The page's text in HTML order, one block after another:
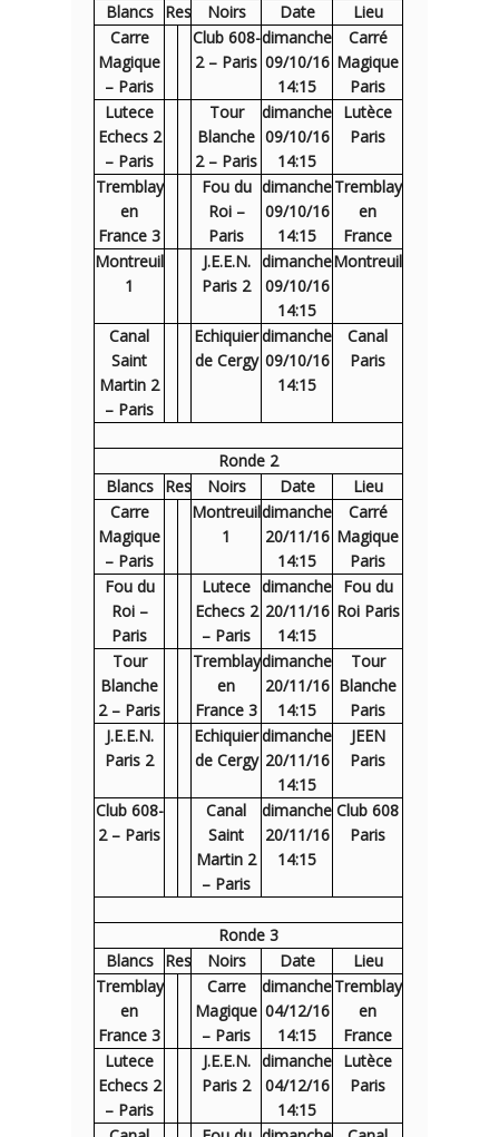
Blancs
Res Noirs Date
Lieu
Carre
Magique
– Paris
Club 608-
2 – Paris
dimanche
09/10/16
14:15
Carré
Magique
Paris
Lutece
Echecs 2
– Paris
Tour
Blanche
2 – Paris
dimanche
09/10/16
14:15
Lutèce
Paris
Tremblay
en
France 3
Fou du
Roi –
Paris
dimanche
09/10/16
14:15
Tremblay
en
France
Montreuil
1
J.E.E.N.
Paris 2
dimanche
09/10/16
14:15
Montreuil
Canal
Saint
Martin 2
– Paris
Echiquier
de Cergy
dimanche
09/10/16
14:15
Canal
Paris
Ronde 2
Blancs
Res Noirs Date
Lieu
Carre
Magique
– Paris
Montreuil
1
dimanche
20/11/16
14:15
Carré
Magique
Paris
Fou du
Roi –
Paris
Lutece
Echecs 2
– Paris
dimanche
20/11/16
14:15
Fou du
Roi Paris
Tour
Blanche
2 – Paris
Tremblay
en
France 3
dimanche
20/11/16
14:15
Tour
Blanche
Paris
J.E.E.N.
Paris 2
Echiquier
de Cergy
dimanche
20/11/16
14:15
JEEN
Paris
Club 608-
2 – Paris
Canal
Saint
Martin 2
– Paris
dimanche
20/11/16
14:15
Club 608
Paris
Ronde 3
Blancs
Res Noirs Date
Lieu
Tremblay
en
France 3
Carre
Magique
– Paris
dimanche
04/12/16
14:15
Tremblay
en
France
Lutece
Echecs 2
– Paris
J.E.E.N.
Paris 2
dimanche
04/12/16
14:15
Lutèce
Paris